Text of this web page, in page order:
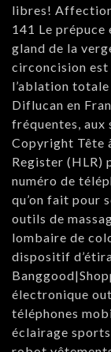
libres!
141 Le prépuce
gland de la
circoncision est
l’ablation
Diflucan en
fréquentes, aux
Copyright Tête
Register (HLR)
numéro de
qu’on fait pour
outils de
lombaire de
dispositif
électronique
téléphones
éclairage